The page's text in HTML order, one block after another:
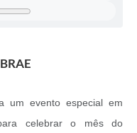
um evento especial em
celebrar o mês do